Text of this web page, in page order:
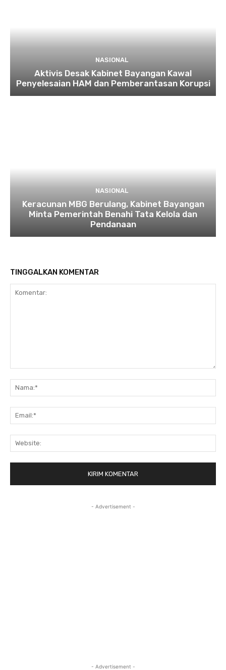
NASIONAL
Aktivis Desak Kabinet Bayangan Kawal
Penyelesaian HAM dan Pemberantasan Korupsi
NASIONAL
Keracunan MBG Berulang, Kabinet Bayangan
Minta Pemerintah Benahi Tata Kelola dan
Pendanaan
TINGGALKAN KOMENTAR
- Advertisement -
- Advertisement -